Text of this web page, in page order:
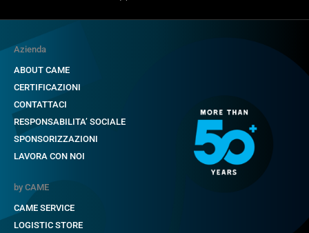
Azienda
ABOUT CAME
CERTIFICAZIONI
CONTATTACI
RESPONSABILITA’ SOCIALE
SPONSORIZZAZIONI
LAVORA CON NOI
by CAME
CAME SERVICE
LOGISTIC STORE